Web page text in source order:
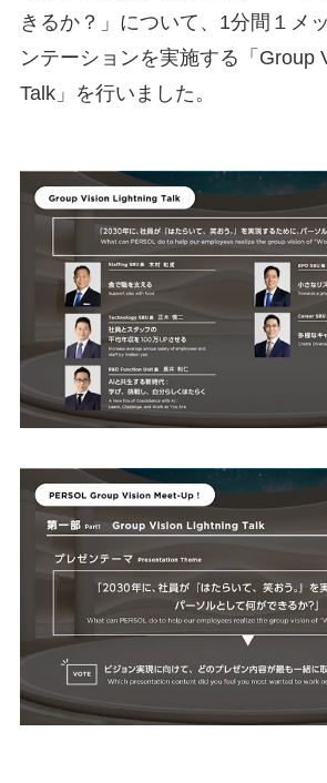
きるか？」について、1分間１メ
ンテーションを実施する「Group
Talk」を行いました。